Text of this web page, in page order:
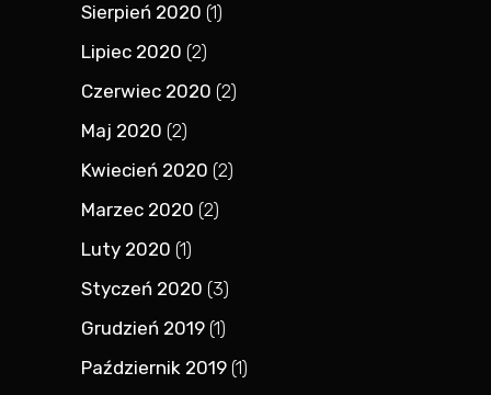
Sierpień 2020 (1)
Lipiec 2020 (2)
Czerwiec 2020 (2)
Maj 2020 (2)
Kwiecień 2020 (2)
Marzec 2020 (2)
Luty 2020 (1)
Styczeń 2020 (3)
Grudzień 2019 (1)
Październik 2019 (1)